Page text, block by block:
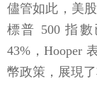
儘管如此，美
標普 500 指
43%，Hooper
幣政策，展現